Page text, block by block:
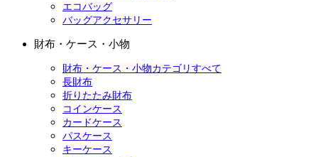
エコバッグ
バッグアクセサリー
財布・ケース・小物
財布・ケース・小物カテゴリすべて
長財布
折りたたみ財布
コインケース
カードケース
パスケース
キーケース